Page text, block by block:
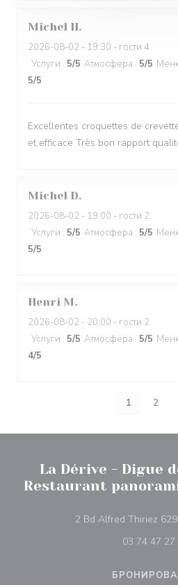
Michel H
2026-08-02 - 19:30 - гости 4
Услуги : 5/5 Атмосфера : 5/5
5/5
Excellentes croquettes de
et efficace Très bon rapport
Michel D
2026-08-02 - 19:00 - гости 2
Услуги : 5/5 Атмосфера : 5/5
5/5
Henri M
2026-08-02 - 20:00 - гости 2
Услуги : 5/5 Атмосфера : 5/5
4/5
1 2
La Dérive - Digue
Restaurant
2 Bd Alfred Thiriez
03 74 47 27